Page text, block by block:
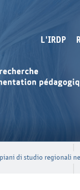
L'IRDP
piani di studio regionali